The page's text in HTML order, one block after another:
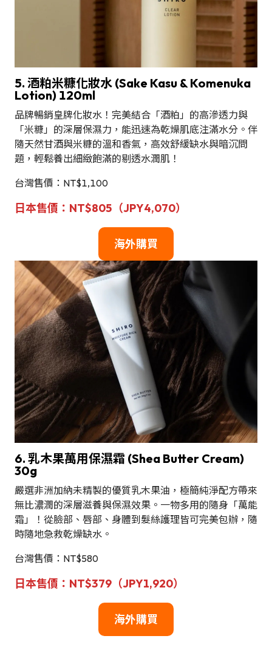
5. 酒粕米糠化妝水 (Sake Kasu & Komenuka
Lotion) 120ml
品牌暢銷皇牌化妝水！完美結合「酒粕」的高滲透力與
「米糠」的深層保濕力，能迅速為乾燥肌底注滿水分。伴
隨天然甘酒與米糠的溫和香氣，高效舒緩缺水與暗沉問
題，輕鬆養出細緻飽滿的剔透水潤肌！
台灣售價：NT$1,100
日本售價：NT$805（JPY4,070）
海外購買
6. 乳木果萬用保濕霜 (Shea Butter Cream)
30g
嚴選非洲加納未精製的優質乳木果油，極簡純淨配方帶來
無比濃潤的深層滋養與保濕效果。一物多用的隨身「萬能
霜」！從臉部、唇部、身體到髮絲護理皆可完美包辦，隨
時隨地急救乾燥缺水。
台灣售價：NT$580
日本售價：NT$379（JPY1,920）
海外購買